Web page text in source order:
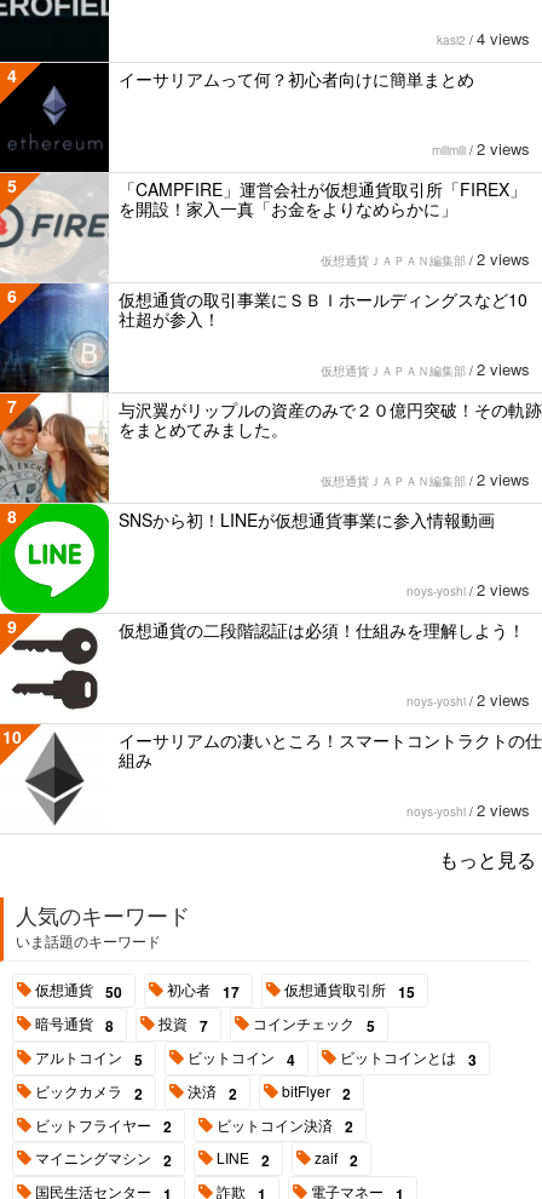
kasi2 / 4 views
4 イーサリアムって何？初心者向けに簡単まとめ
milimili / 2 views
5
「CAMPFIRE」運営会社が仮想通貨取引所「FIREX」
を開設！家入一真「お金をよりなめらかに」
仮想通貨ＪＡＰＡＮ編集部 / 2 views
6
仮想通貨の取引事業にＳＢＩホールディングスなど10
社超が参入！
仮想通貨ＪＡＰＡＮ編集部 / 2 views
7
与沢翼がリップルの資産のみで２０億円突破！その軌跡
をまとめてみました。
仮想通貨ＪＡＰＡＮ編集部 / 2 views
8 SNSから初！LINEが仮想通貨事業に参入情報動画
noys-yoshi / 2 views
9 仮想通貨の二段階認証は必須！仕組みを理解しよう！
noys-yoshi / 2 views
10
イーサリアムの凄いところ！スマートコントラクトの仕
組み
noys-yoshi / 2 views
もっと見る
人気のキーワード
いま話題のキーワード
仮想通貨 50 初心者 17 仮想通貨取引所 15
暗号通貨 8 投資 7 コインチェック 5
アルトコイン 5 ビットコイン 4 ビットコインとは 3
ビックカメラ 2 決済 2 bitFlyer 2
ビットフライヤー 2 ビットコイン決済 2
マイニングマシン 2 LINE 2 zaif 2
国民生活センター 1 詐欺 1 電子マネー 1